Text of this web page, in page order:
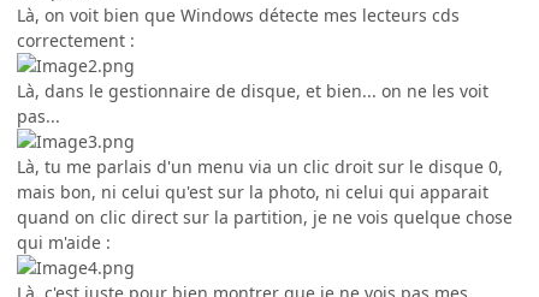
Là, on voit bien que Windows détecte mes lecteurs cds
correctement :
Là, dans le gestionnaire de disque, et bien... on ne les voit
pas...
Là, tu me parlais d'un menu via un clic droit sur le disque 0,
mais bon, ni celui qu'est sur la photo, ni celui qui apparait
quand on clic direct sur la partition, je ne vois quelque chose
qui m'aide :
Là, c'est juste pour bien montrer que je ne vois pas mes